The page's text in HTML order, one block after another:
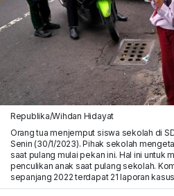
Republika/Wihdan Hidayat
Orang tua menjemput siswa sekolah di
Senin (30/1/2023). Pihak sekolah
saat pulang mulai pekan ini. Hal ini untuk
penculikan anak saat pulang sekolah.
sepanjang 2022 terdapat 21 laporan